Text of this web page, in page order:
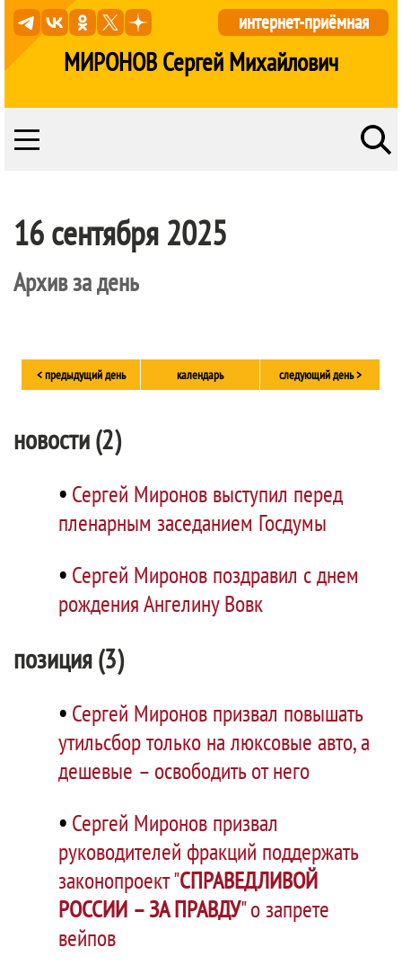
МИРОНОВ Сергей Михайлович
интернет-приёмная
16 сентября 2025
Архив за день
< предыдущий день календарь следующий день >
новости (2)
• Сергей Миронов выступил перед
пленарным заседанием Госдумы
• Сергей Миронов поздравил с днем
рождения Ангелину Вовк
позиция (3)
• Сергей Миронов призвал повышать
утильсбор только на люксовые авто, а
дешевые – освободить от него
• Сергей Миронов призвал
руководителей фракций поддержать
законопроект "СПРАВЕДЛИВОЙ
РОССИИ – ЗА ПРАВДУ" о запрете
вейпов